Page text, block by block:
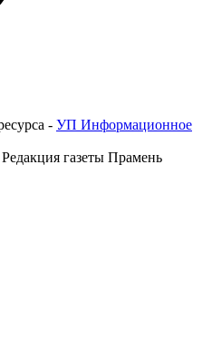
- УП Информационное
газеты Прамень